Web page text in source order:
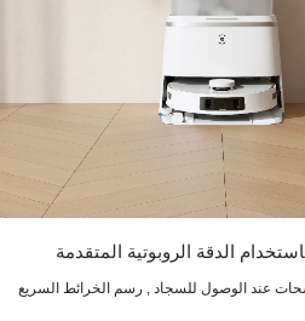
الدقة الروبوتية المتقدمة
عند الوصول للسجاد , رسم الخرائط السريع